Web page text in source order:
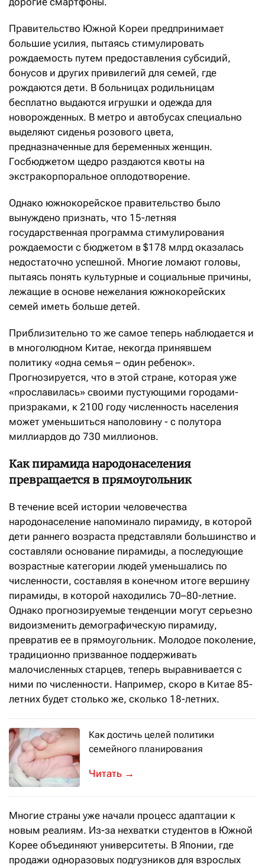
Правительство Южной Кореи предпринимает
большие усилия, пытаясь стимулировать
рождаемость путем предоставления субсидий,
бонусов и других привилегий для семей, где
рождаются дети. В больницах родильницам
бесплатно выдаются игрушки и одежда для
новорожденных. В метро и автобусах специально
выделяют сиденья розового цвета,
предназначенные для беременных женщин.
Госбюджетом щедро раздаются квоты на
экстракорпоральное оплодотворение.
Однако южнокорейское правительство было
вынуждено признать, что 15-летняя
государственная программа стимулирования
рождаемости с бюджетом в $178 млрд оказалась
недостаточно успешной. Многие ломают головы,
пытаясь понять культурные и социальные причины,
лежащие в основе нежелания южнокорейских
семей иметь больше детей.
Приблизительно то же самое теперь наблюдается и
в многолюдном Китае, некогда принявшем
политику «одна семья – один ребенок».
Прогнозируется, что в этой стране, которая уже
«прославилась» своими пустующими городами-
призраками, к 2100 году численность населения
может уменьшиться наполовину - с полутора
миллиардов до 730 миллионов.
Как пирамида народонаселения
превращается в прямоугольник
В течение всей истории человечества
народонаселение напоминало пирамиду, в которой
дети раннего возраста представляли большинство и
составляли основание пирамиды, а последующие
возрастные категории людей уменьшались по
численности, составляя в конечном итоге вершину
пирамиды, в которой находились 70–80-летние.
Однако прогнозируемые тенденции могут серьезно
видоизменить демографическую пирамиду,
превратив ее в прямоугольник. Молодое поколение,
традиционно призванное поддерживать
малочисленных старцев, теперь выравнивается с
ними по численности. Например, скоро в Китае 85-
летних будет столько же, сколько 18-летних.
Как достичь целей политики
семейного планирования
Индонезия, где проживают 264
→
Многие страны уже начали процесс адаптации к
новым реалиям. Из-за нехватки студентов в Южной
Корее объединяют университеты. В Японии, где
продажи одноразовых подгузников для взрослых